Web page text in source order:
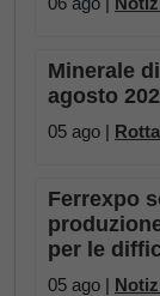
Minerale
agosto
05 ago |
Ferrexpo
per le
05 ago |